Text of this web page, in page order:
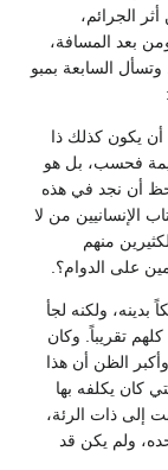
الجرائم،
بعد المسافة،
السابعة بمبو
أن يكون كذلك ذا
فحسب، بل هو
أن نجد في هذه
الإنسانيين من لا
منهم
على الدوام؟.
ولكنه لجأ
تقريباً. وكان
الظن أن هذا
كان يكلفه بها
هذه العلة في عام 1532 فانقلبت إلى ذات الرئة،
ولم يكن قد